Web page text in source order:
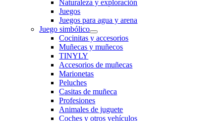
Naturaleza y exploración
Juegos
Juegos para agua y arena
Juego simbólico
Cocinitas y accesorios
Muñecas y muñecos
TINYLY
Accesorios de muñecas
Marionetas
Peluches
Casitas de muñeca
Profesiones
Animales de juguete
Coches y otros vehículos